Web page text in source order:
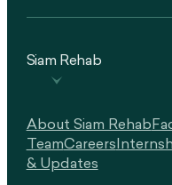
Siam Rehab
About Siam Rehab
TeamCareers
& Updates